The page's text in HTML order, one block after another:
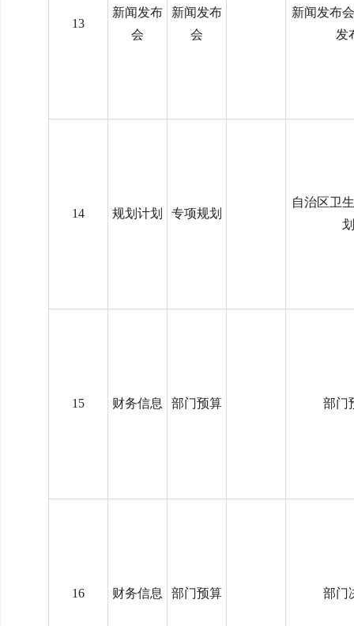
13
新闻发布
会
新闻发布
会
新闻发布
发
14 规划计划 专项规划
自治区卫
15 财务信息 部门预算 部门
16 财务信息 部门预算 部门